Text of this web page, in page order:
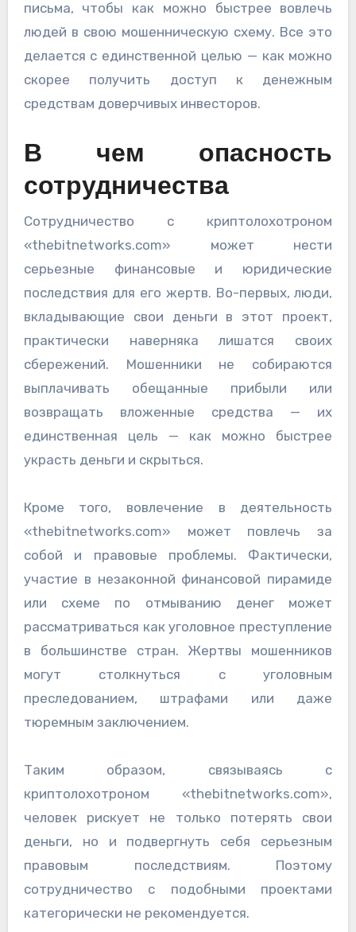
письма, чтобы как можно быстрее вовлечь
людей в свою мошенническую схему. Все это
делается с единственной целью — как можно
скорее получить доступ к денежным
средствам доверчивых инвесторов.
В чем опасность
сотрудничества
Сотрудничество с криптолохотроном
«thebitnetworks.com» может нести
серьезные финансовые и юридические
последствия для его жертв. Во-первых, люди,
вкладывающие свои деньги в этот проект,
практически наверняка лишатся своих
сбережений. Мошенники не собираются
выплачивать обещанные прибыли или
возвращать вложенные средства — их
единственная цель — как можно быстрее
украсть деньги и скрыться.
Кроме того, вовлечение в деятельность
«thebitnetworks.com» может повлечь за
собой и правовые проблемы. Фактически,
участие в незаконной финансовой пирамиде
или схеме по отмыванию денег может
рассматриваться как уголовное преступление
в большинстве стран. Жертвы мошенников
могут столкнуться с уголовным
преследованием, штрафами или даже
тюремным заключением.
Таким образом, связываясь с
криптолохотроном «thebitnetworks.com»,
человек рискует не только потерять свои
деньги, но и подвергнуть себя серьезным
правовым последствиям. Поэтому
сотрудничество с подобными проектами
категорически не рекомендуется.